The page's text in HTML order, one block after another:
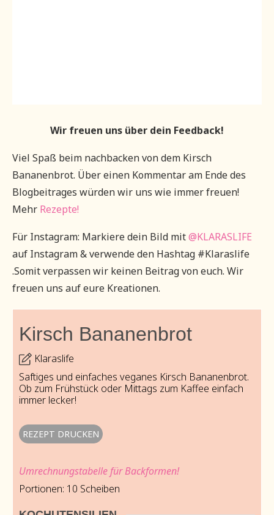
Wir freuen uns über dein Feedback!
Viel Spaß beim nachbacken von dem Kirsch
Bananenbrot. Über einen Kommentar am Ende des
Blogbeitrages würden wir uns wie immer freuen!
Mehr Rezepte!
Für Instagram: Markiere dein Bild mit@KLARASLIFE
auf Instagram & verwende den Hashtag #Klaraslife
.Somit verpassen wir keinen Beitrag von euch. Wir
freuen uns auf eure Kreationen.
Kirsch Bananenbrot
Klaraslife
Saftiges und einfaches veganes Kirsch Bananenbrot.
Ob zum Frühstück oder Mittags zum Kaffee einfach
immer lecker!
REZEPT DRUCKEN
Umrechnungstabelle für Backformen!
Portionen: 10 Scheiben